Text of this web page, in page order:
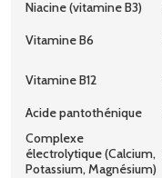
Niacine (vitamine B3)
Vitamine B6
Vitamine B12
Acide pantothénique
Complexe
électrolytique (Calcium,
Potassium, Magnésium)